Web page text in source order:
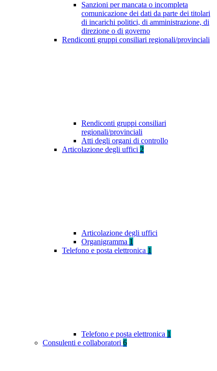
Sanzioni per mancata o incompleta
comunicazione dei dati da parte dei titolari
di incarichi politici, di amministrazione, di
direzione o di governo
Rendiconti gruppi consiliari regionali/provinciali
Rendiconti gruppi consiliari
regionali/provinciali
Atti degli organi di controllo
Articolazione degli uffici 2
Articolazione degli uffici
Organigramma 1
Telefono e posta elettronica 1
Telefono e posta elettronica 1
Consulenti e collaboratori 6